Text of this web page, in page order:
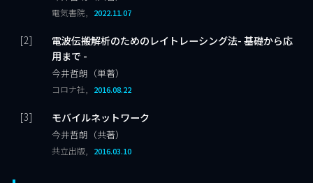
電気書院, 2022.11.07
電波伝搬解析のためのレイトレーシング法- 基礎から応
用まで -
今井哲朗（単著）
コロナ社, 2016.08.22
モバイルネットワーク
今井哲朗（共著）
共立出版, 2016.03.10